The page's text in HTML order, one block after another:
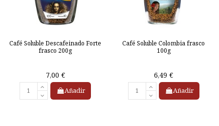
Café Soluble Descafeinado Forte
frasco 200g
7,00 €
Añadir
Café Soluble Colombia frasco
100g
6,49 €
Añadir